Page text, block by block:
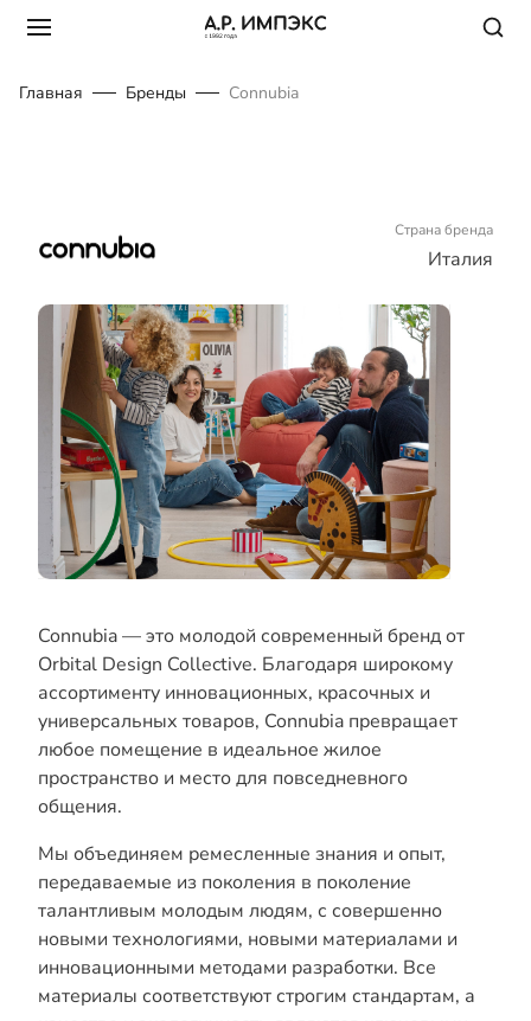
Главная Бренды Connubia
Страна бренда
Италия
Connubia — это молодой современный бренд от
Orbital Design Collective. Благодаря широкому
ассортименту инновационных, красочных и
универсальных товаров, Connubia превращает
любое помещение в идеальное жилое
пространство и место для повседневного
общения.
Мы объединяем ремесленные знания и опыт,
передаваемые из поколения в поколение
талантливым молодым людям, с совершенно
новыми технологиями, новыми материалами и
инновационными методами разработки. Все
материалы соответствуют строгим стандартам, а